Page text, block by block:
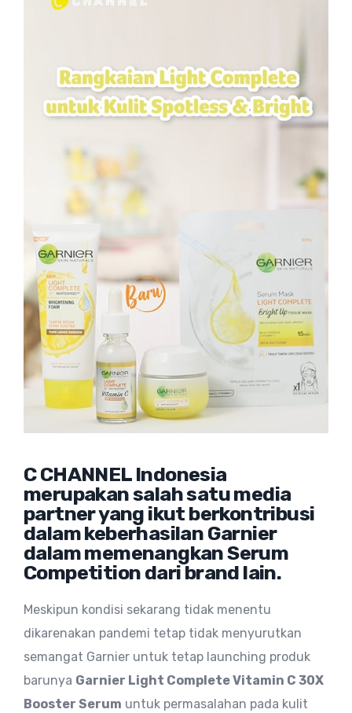
C CHANNEL Indonesia
merupakan salah satu media
partner yang ikut berkontribusi
dalam keberhasilan Garnier
dalam memenangkan Serum
Competition dari brand lain.
Meskipun kondisi sekarang tidak menentu
dikarenakan pandemi tetap tidak menyurutkan
semangat Garnier untuk tetap launching produk
barunya Garnier Light Complete Vitamin C 30X
Booster Serum untuk permasalahan pada kulit